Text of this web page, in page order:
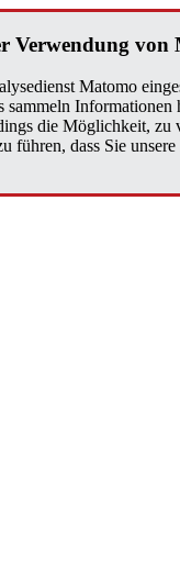
Ver­wen­dung von
Matomo
die Möglichkeit,
führen, dass Sie